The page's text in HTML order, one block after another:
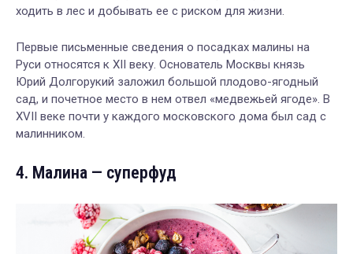
ходить в лес и добывать ее с риском для жизни.
Первые письменные сведения о посадках малины на
Руси относятся к XII веку. Основатель Москвы князь
Юрий Долгорукий заложил большой плодово-ягодный
сад, и почетное место в нем отвел «медвежьей ягоде». В
XVII веке почти у каждого московского дома был сад с
малинником.
4. Малина — суперфуд